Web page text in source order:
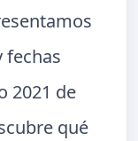
fechas
2021 de
qué